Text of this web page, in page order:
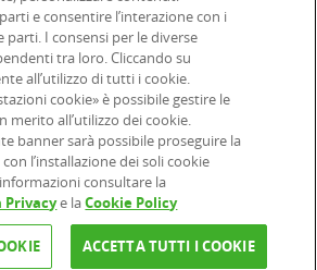
del gruppo bancario ERSEL - P.IVA
Dichiarazione di accessibilità
| |
e consentire l’interazione con i
parti. I consensi per le diverse
tra loro. Cliccando su
all’utilizzo di tutti i cookie.
cookie» è possibile gestire le
merito all’utilizzo dei cookie.
banner sarà possibile proseguire la
l’installazione dei soli cookie
consultare la
e laCookie Policy
ACCETTA TUTTI I COOKIE